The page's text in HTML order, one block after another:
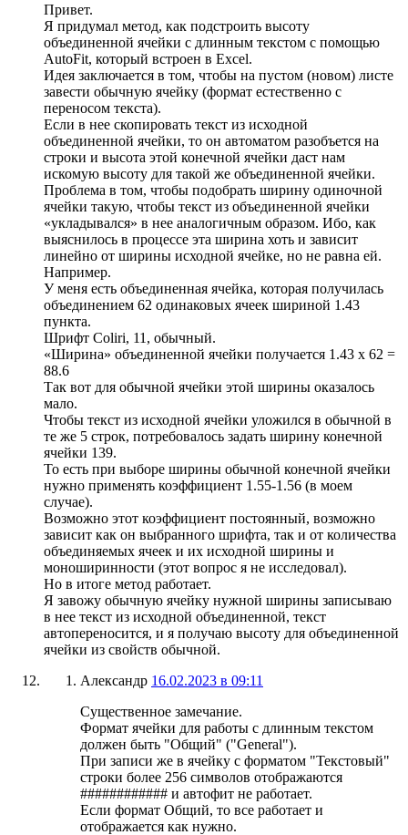
Привет.
Я придумал метод, как подстроить высоту
объединенной ячейки с длинным текстом с помощью
AutoFit, который встроен в Excel.
Идея заключается в том, чтобы на пустом (новом) листе
завести обычную ячейку (формат естественно с
переносом текста).
Если в нее скопировать текст из исходной
объединенной ячейки, то он автоматом разобъется на
строки и высота этой конечной ячейки даст нам
искомую высоту для такой же объединенной ячейки.
Проблема в том, чтобы подобрать ширину одиночной
ячейки такую, чтобы текст из объединенной ячейки
«укладывался» в нее аналогичным образом. Ибо, как
выяснилось в процессе эта ширина хоть и зависит
линейно от ширины исходной ячейке, но не равна ей.
Например.
У меня есть объединенная ячейка, которая получилась
объединением 62 одинаковых ячеек шириной 1.43
пункта.
Шрифт Coliri, 11, обычный.
«Ширина» объединенной ячейки получается 1.43 х 62 =
88.6
Так вот для обычной ячейки этой ширины оказалось
мало.
Чтобы текст из исходной ячейки уложился в обычной в
те же 5 строк, потребовалось задать ширину конечной
ячейки 139.
То есть при выборе ширины обычной конечной ячейки
нужно применять коэффициент 1.55-1.56 (в моем
случае).
Возможно этот коэффициент постоянный, возможно
зависит как он выбранного шрифта, так и от количества
объединяемых ячеек и их исходной ширины и
моноширинности (этот вопрос я не исследовал).
Но в итоге метод работает.
Я завожу обычную ячейку нужной ширины записываю
в нее текст из исходной объединенной, текст
автопереносится, и я получаю высоту для объединенной
ячейки из свойств обычной.
Александр 16.02.2023 в 09:11
Существенное замечание.
Формат ячейки для работы с длинным текстом
должен быть "Общий" ("General").
При записи же в ячейку с форматом "Текстовый"
строки более 256 символов отображаются
############ и автофит не работает.
Если формат Общий, то все работает и
отображается как нужно.